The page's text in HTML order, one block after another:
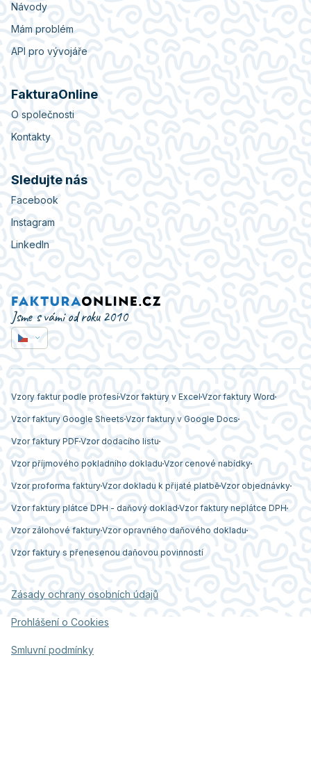
Návody
Mám problém
API pro vývojáře
FakturaOnline
O společnosti
Kontakty
Sledujte nás
Facebook
Instagram
LinkedIn
Jsme s vámi od roku 2010
Vzory faktur podle profesíVzor faktury v Excel Vzor faktury Word
Vzor faktury Google Sheets Vzor faktury v Google Docs
Vzor faktury PDFVzor dodacího listu
Vzor příjmového pokladního dokladu Vzor cenové nabídky
Vzor proforma fakturyVzor dokladu k přijaté platběVzor objednávky
Vzor faktury plátce DPH - daňový doklad Vzor faktury neplátce DPH
Vzor zálohové fakturyVzor opravného daňového dokladu
Vzor faktury s přenesenou daňovou povinností
Zásady ochrany osobních údajů
Prohlášení o Cookies
Smluvní podmínky